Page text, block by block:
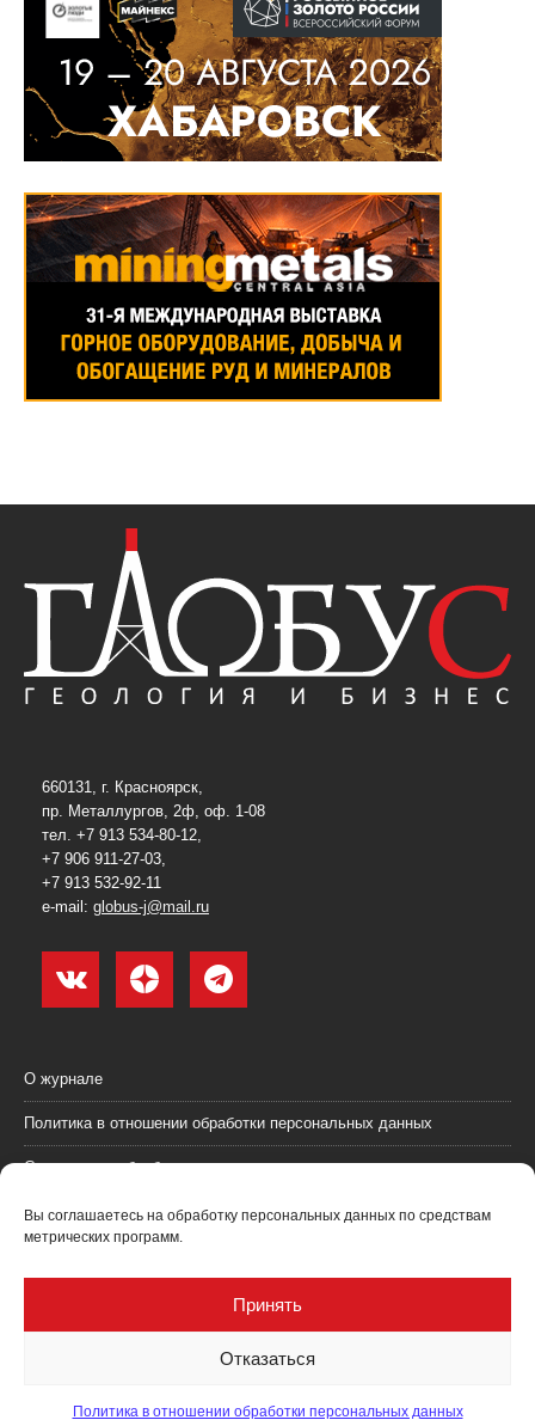
Вы соглашаетесь на обработку персональных данных по средствам
метрических программ.
Принять
Отказаться
Политика в отношении обработки персональных данных
660131, г. Красноярск,
пр. Металлургов, 2ф, оф. 1-08
тел. +7 913 534-80-12,
+7 906 911-27-03,
+7 913 532-92-11
e-mail: globus-j@mail.ru
О журнале
Политика в отношении обработки персональных данных
Согласие на обработку персональных данных
Пользовательское соглашение (оферта)